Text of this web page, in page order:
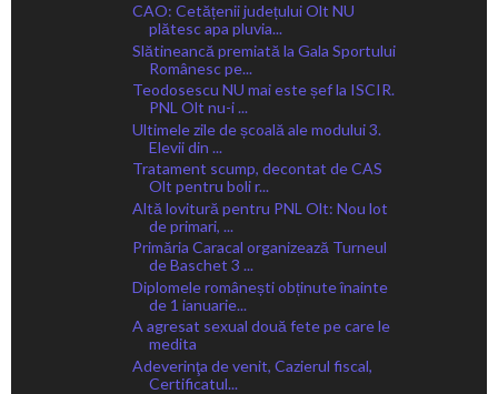
CAO: Cetățenii județului Olt NU
plătesc apa pluvia...
Slătineancă premiată la Gala Sportului
Românesc pe...
Teodosescu NU mai este șef la ISCIR.
PNL Olt nu-i ...
Ultimele zile de școală ale modului 3.
Elevii din ...
Tratament scump, decontat de CAS
Olt pentru boli r...
Altă lovitură pentru PNL Olt: Nou lot
de primari, ...
Primăria Caracal organizează Turneul
de Baschet 3 ...
Diplomele românești obținute înainte
de 1 ianuarie...
A agresat sexual două fete pe care le
medita
Adeverinţa de venit, Cazierul fiscal,
Certificatul...